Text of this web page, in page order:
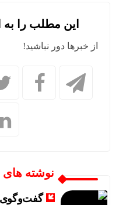
این مطلب را به
از خبرها دور نباشید!
نوشته های
گفت‌وگوی